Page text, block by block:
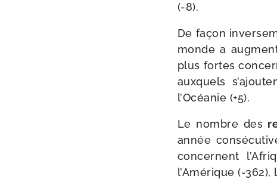
(-8).
De façon
monde a
plus fortes
aux­quels
l’Océanie (+5).
Le nombre des
année
concernent
l’Amérique (-362),